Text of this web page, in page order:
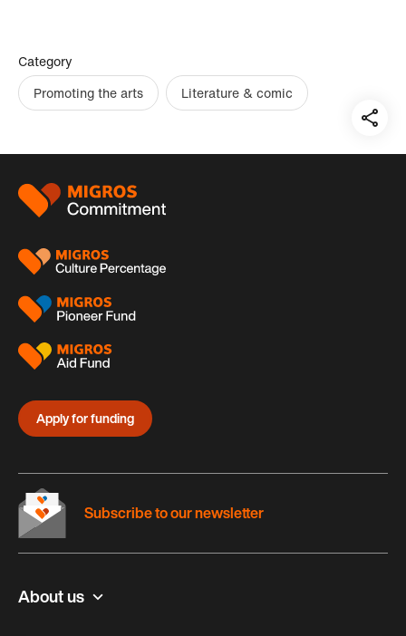
Category
Promoting the arts
Literature & comic
auf:
Footer
Apply for funding
About us
Subscribe to our newsletter